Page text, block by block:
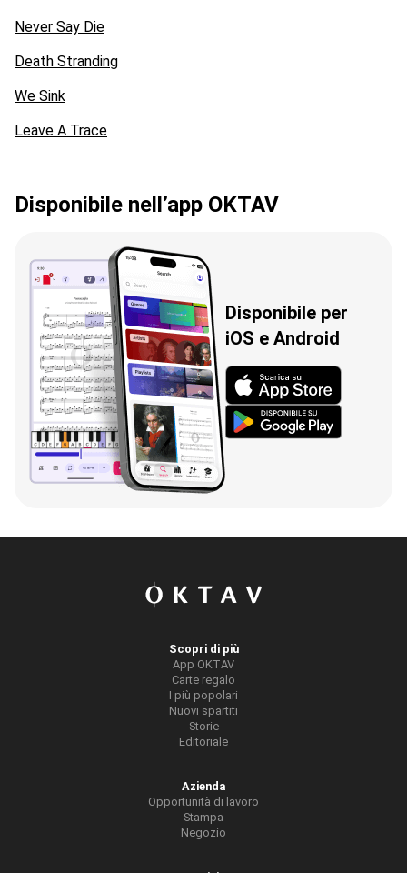
Never Say Die
Death Stranding
We Sink
Leave A Trace
Disponibile nell’app OKTAV
Disponibile per
iOS e Android
Scopri di più
App OKTAV
Carte regalo
I più popolari
Nuovi spartiti
Storie
Editoriale
Azienda
Opportunità di lavoro
Stampa
Negozio